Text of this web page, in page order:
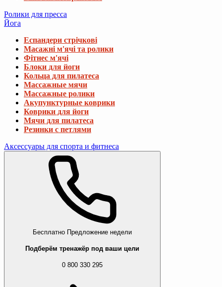
Ролики для пресса
Йога
Еспандери стрічкові
Масажні м'ячі та ролики
Фітнес м'ячі
Блоки для йоги
Кольца для пилатеса
Массажные мячи
Массажные ролики
Акупунктурные коврики
Коврики для йоги
Мячи для пилатеса
Резинки с петлями
Аксессуары для спорта и фитнеса
Бесплатно Предложение недели
Подберём тренажёр под ваши цели
0 800 330 295